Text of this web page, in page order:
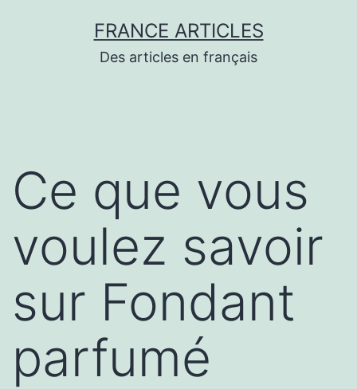
FRANCE ARTICLES
Des articles en français
Ce que vous
voulez savoir
sur Fondant
parfumé